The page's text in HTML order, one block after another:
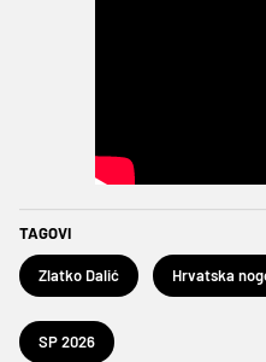
TAGOVI
Zlatko Dalić
SP 2026